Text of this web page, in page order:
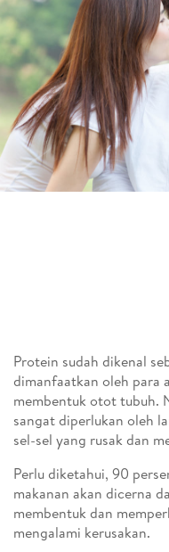
Protein sudah dikenal
dimanfaatkan oleh para
membentuk otot tubuh.
sangat diperlukan oleh
sel-sel yang rusak dan
Perlu diketahui, 90
makanan akan dicerna
membentuk dan
mengalami kerusakan.